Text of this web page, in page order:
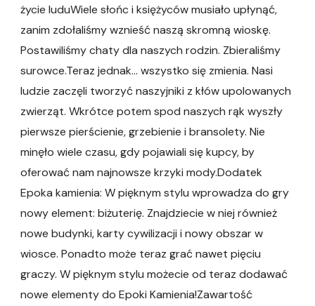
życie luduWiele słońc i księżyców musiało upłynąć,
zanim zdołaliśmy wznieść naszą skromną wioskę.
Postawiliśmy chaty dla naszych rodzin. Zbieraliśmy
surowce.Teraz jednak… wszystko się zmienia. Nasi
ludzie zaczęli tworzyć naszyjniki z kłów upolowanych
zwierząt. Wkrótce potem spod naszych rąk wyszły
pierwsze pierścienie, grzebienie i bransolety. Nie
minęło wiele czasu, gdy pojawiali się kupcy, by
oferować nam najnowsze krzyki mody.Dodatek
Epoka kamienia: W pięknym stylu wprowadza do gry
nowy element: biżuterię. Znajdziecie w niej również
nowe budynki, karty cywilizacji i nowy obszar w
wiosce. Ponadto może teraz grać nawet pięciu
graczy. W pięknym stylu możecie od teraz dodawać
nowe elementy do Epoki Kamienia!Zawartość